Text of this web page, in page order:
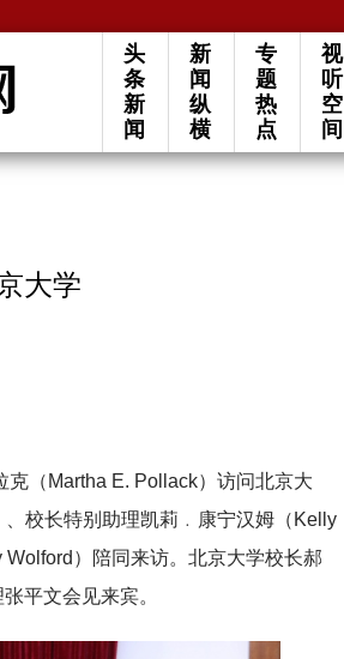
头
条
新
闻
新
闻
纵
横
专
题
热
点
视
听
空
间
大学
（Martha E. Pollack）访问北京大
校长特别助理凯莉﹒康宁汉姆（Kelly
）陪同来访。北京大学校长郝
平文会见来宾。